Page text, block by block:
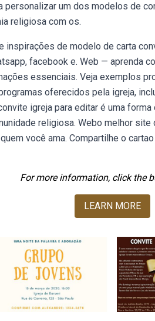
personalizar um dos modelos de
religiosa com os.
inspirações de modelo de carta
facebook e. Web — aprenda
essenciais. Veja exemplos
oferecidos pela igreja,
igreja para editar é uma
religiosa. Webo melhor
você ama. Compartilhe o
For more information, click the
LEARN MORE